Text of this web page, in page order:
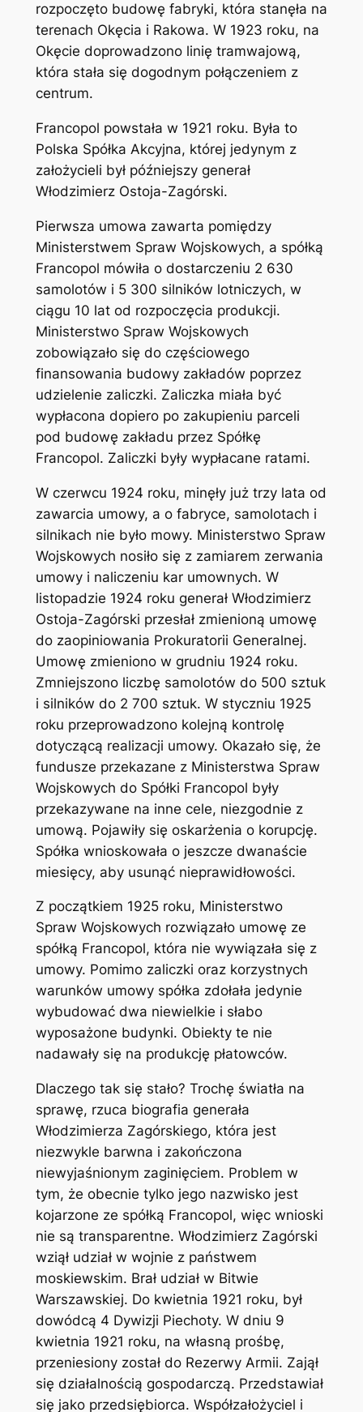
rozpoczęto budowę fabryki, która stanęła na
terenach Okęcia i Rakowa. W 1923 roku, na
Okęcie doprowadzono linię tramwajową,
która stała się dogodnym połączeniem z
centrum.
Francopol powstała w 1921 roku. Była to
Polska Spółka Akcyjna, której jedynym z
założycieli był późniejszy generał
Włodzimierz Ostoja-Zagórski.
Pierwsza umowa zawarta pomiędzy
Ministerstwem Spraw Wojskowych, a spółką
Francopol mówiła o dostarczeniu 2 630
samolotów i 5 300 silników lotniczych, w
ciągu 10 lat od rozpoczęcia produkcji.
Ministerstwo Spraw Wojskowych
zobowiązało się do częściowego
finansowania budowy zakładów poprzez
udzielenie zaliczki. Zaliczka miała być
wypłacona dopiero po zakupieniu parceli
pod budowę zakładu przez Spółkę
Francopol. Zaliczki były wypłacane ratami.
W czerwcu 1924 roku, minęły już trzy lata od
zawarcia umowy, a o fabryce, samolotach i
silnikach nie było mowy. Ministerstwo Spraw
Wojskowych nosiło się z zamiarem zerwania
umowy i naliczeniu kar umownych. W
listopadzie 1924 roku generał Włodzimierz
Ostoja-Zagórski przesłał zmienioną umowę
do zaopiniowania Prokuratorii Generalnej.
Umowę zmieniono w grudniu 1924 roku.
Zmniejszono liczbę samolotów do 500 sztuk
i silników do 2 700 sztuk. W styczniu 1925
roku przeprowadzono kolejną kontrolę
dotyczącą realizacji umowy. Okazało się, że
fundusze przekazane z Ministerstwa Spraw
Wojskowych do Spółki Francopol były
przekazywane na inne cele, niezgodnie z
umową. Pojawiły się oskarżenia o korupcję.
Spółka wnioskowała o jeszcze dwanaście
miesięcy, aby usunąć nieprawidłowości.
Z początkiem 1925 roku, Ministerstwo
Spraw Wojskowych rozwiązało umowę ze
spółką Francopol, która nie wywiązała się z
umowy. Pomimo zaliczki oraz korzystnych
warunków umowy spółka zdołała jedynie
wybudować dwa niewielkie i słabo
wyposażone budynki. Obiekty te nie
nadawały się na produkcję płatowców.
Dlaczego tak się stało? Trochę światła na
sprawę, rzuca biografia generała
Włodzimierza Zagórskiego, która jest
niezwykle barwna i zakończona
niewyjaśnionym zaginięciem. Problem w
tym, że obecnie tylko jego nazwisko jest
kojarzone ze spółką Francopol, więc wnioski
nie są transparentne. Włodzimierz Zagórski
wziął udział w wojnie z państwem
moskiewskim. Brał udział w Bitwie
Warszawskiej. Do kwietnia 1921 roku, był
dowódcą 4 Dywizji Piechoty. W dniu 9
kwietnia 1921 roku, na własną prośbę,
przeniesiony został do Rezerwy Armii. Zajął
się działalnością gospodarczą. Przedstawiał
się jako przedsiębiorca. Współzałożyciel i